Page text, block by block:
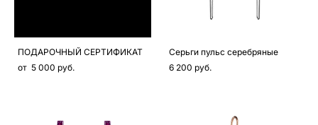
ПОДАРОЧНЫЙ СЕРТИФИКАТ
от 5 000 pуб.
Серьги пульс серебряные
6 200 pуб.